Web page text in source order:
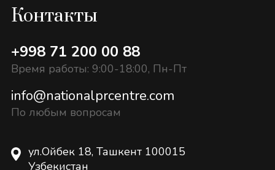
Контакты
+998 71 200 00 88
Время работы: 9:00-18:00, Пн-Пт
info@nationalprcentre.com
По любым вопросам
ул.Ойбек 18, Ташкент 100015
Узбекистан